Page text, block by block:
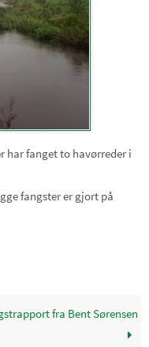
har fanget to havørreder i
fangster er gjort på
fra Bent Sørensen